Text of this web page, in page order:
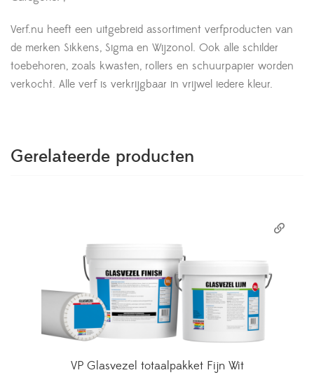
Verf.nu heeft een uitgebreid assortiment verfproducten van
de merken Sikkens, Sigma en Wijzonol. Ook alle schilder
toebehoren, zoals kwasten, rollers en schuurpapier worden
verkocht. Alle verf is verkrijgbaar in vrijwel iedere kleur.
Gerelateerde producten
VP Glasvezel totaalpakket Fijn Wit